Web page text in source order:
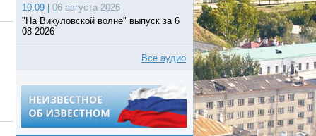
10:09 |
06 августа 2026
"На Викуловской волне" выпуск за 6
08 2026
Все аудио